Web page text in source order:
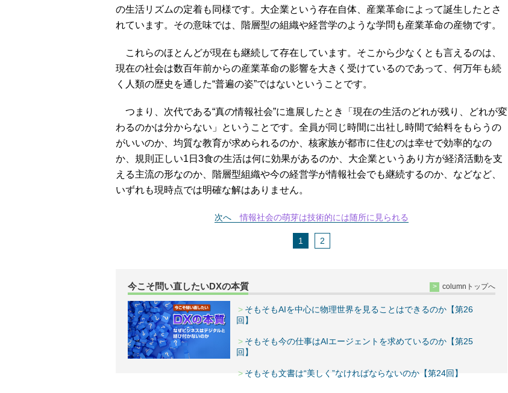
の生活リズムの定着も同様です。大企業という存在自体、産業革命によって誕生したとさ
れています。その意味では、階層型の組織や経営学のような学問も産業革命の産物です。
これらのほとんどが現在も継続して存在しています。そこから少なくとも言えるのは、
現在の社会は数百年前からの産業革命の影響を大きく受けているのであって、何万年も続
く人類の歴史を通した“普遍の姿”ではないということです。
つまり、次代である“真の情報社会”に進展したとき「現在の生活のどれが残り、どれが変
わるのかは分からない」ということです。全員が同じ時間に出社し時間で給料をもらうの
がいいのか、均質な教育が求められるのか、核家族が都市に住むのは幸せで効率的なの
か、規則正しい1日3食の生活は何に効果があるのか、大企業というあり方が経済活動を支
える主流の形なのか、階層型組織や今の経営学が情報社会でも継続するのか、などなど、
いずれも現時点では明確な解はありません。
次へ 情報社会の萌芽は技術的には随所に見られる
1 2
今こそ問い直したいDXの本質
そもそもAIを中心に物理世界を見ることはできるのか【第26
回】
そもそも今の仕事はAIエージェントを求めているのか【第25
回】
そもそも文書は“美しく”なければならないのか【第24回】
columnトップへ